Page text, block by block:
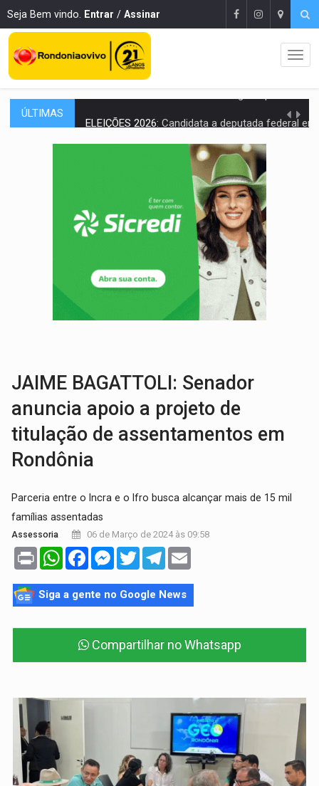
Seja Bem vindo. Entrar / Assinar
ÚLTIMAS Candidata a deputada federal em Rondônia declara draga de
VÍDEO:Casal de garimpeiros é preso com mercúrio em estepe,
Ideb avança nos anos iniciais do ensino
CONTA DIFÍCIL:Com as novidades na corrida ao Senado as contas
CH4C1NA:Disputa entre PCC e CV deixa dez mortos em cinco
Prefeitura inicia campanha de multivacinação para
QUIRINUS:Draco faz operação para prender faccionados que atacaram
TRAFICANTE PRESO: Operação Brasil Contra o Crime apreende quase meia
JAIME BAGATTOLI: Senador
anuncia apoio a projeto de
titulação de assentamentos em
Rondônia
Parceria entre o Incra e o Ifro busca alcançar mais de 15 mil
famílias assentadas
Assessoria 06 de Março de 2024 às 09:58
Print WhatsAppFacebookMessenger
TwitterTelegram
Siga a gente no Google News
Compartilhar no Whatsapp